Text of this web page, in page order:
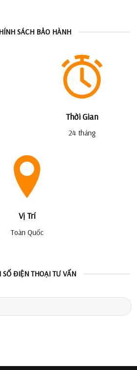
SÁCH BẢO HÀNH
Thời Gian
24 tháng
Vị Trí
Toàn Quốc
SỐ ĐIỆN THOẠI TƯ VẤN